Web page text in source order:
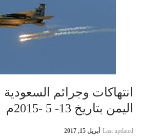
انتهاكات وجرائم
اليمن بتاريخ 13- 5 -2015م
Last updated أبريل 15, 2017